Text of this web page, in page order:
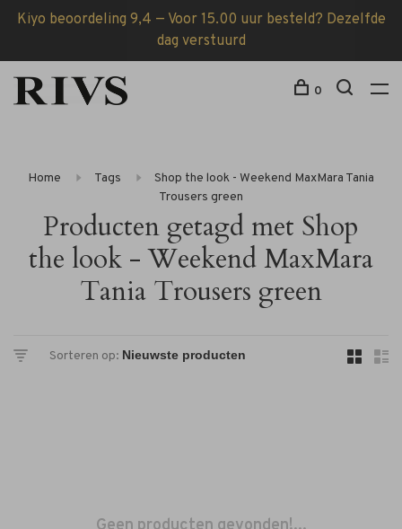
Kiyo beoordeling 9,4 — Voor 15.00 uur besteld? Dezelfde
dag verstuurd
0
Home Tags
Shop the look - Weekend MaxMara Tania
Trousers green
Producten getagd met Shop
the look - Weekend MaxMara
Tania Trousers green
Sorteren op: